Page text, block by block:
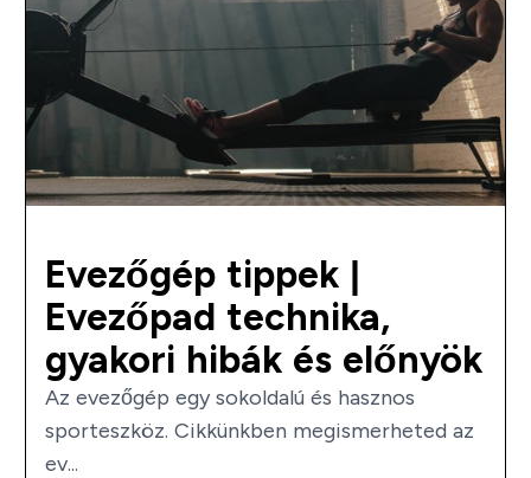
Evezőgép tippek |
Evezőpad technika,
gyakori hibák és előnyök
Az evezőgép egy sokoldalú és hasznos
sporteszköz. Cikkünkben megismerheted az
ev...